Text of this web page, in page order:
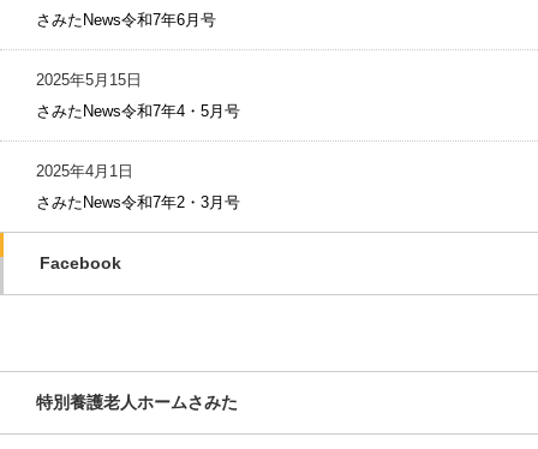
さみたNews令和7年6月号
2025年5月15日
さみたNews令和7年4・5月号
2025年4月1日
さみたNews令和7年2・3月号
Facebook
特別養護老人ホームさみた